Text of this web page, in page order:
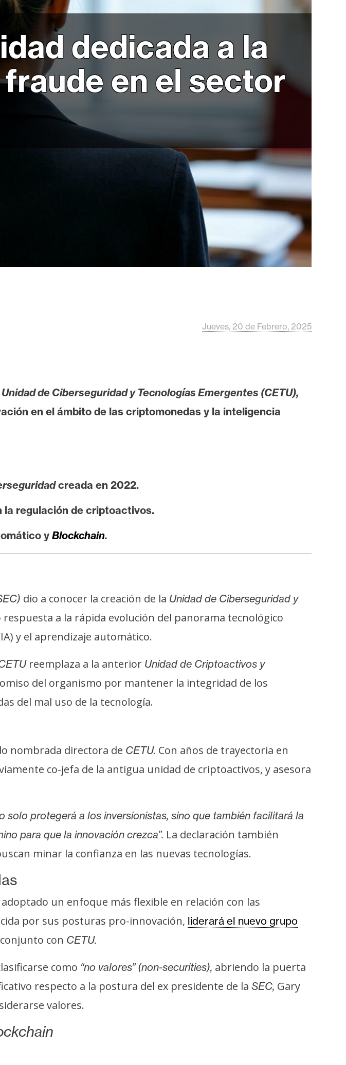
dedicada a la
en el sector
Jueves, 20 de Febrero, 2025
Unidad de Ciberseguridad y Tecnologías Emergentes (CETU),
en el ámbito de las criptomonedas y la inteligencia
creada en 2022.
la regulación de criptoactivos.
y Blockchain.
dio a conocer la creación de la Unidad de Ciberseguridad y
a la rápida evolución del panorama tecnológico
y el aprendizaje automático.
reemplaza a la anterior Unidad de Criptoactivos y
del organismo por mantener la integridad de los
del mal uso de la tecnología.
nombrada directora de CETU. Con años de trayectoria en
co-jefa de la antigua unidad de criptoactivos, y asesora
solo protegerá a los inversionistas, sino que también facilitará la
para que la innovación crezca”. La declaración también
minar la confianza en las nuevas tecnologías.
adoptado un enfoque más flexible en relación con las
por sus posturas pro-innovación, liderará el nuevo grupo
con CETU.
como “no valores” (non-securities), abriendo la puerta
respecto a la postura del ex presidente de la SEC, Gary
valores.